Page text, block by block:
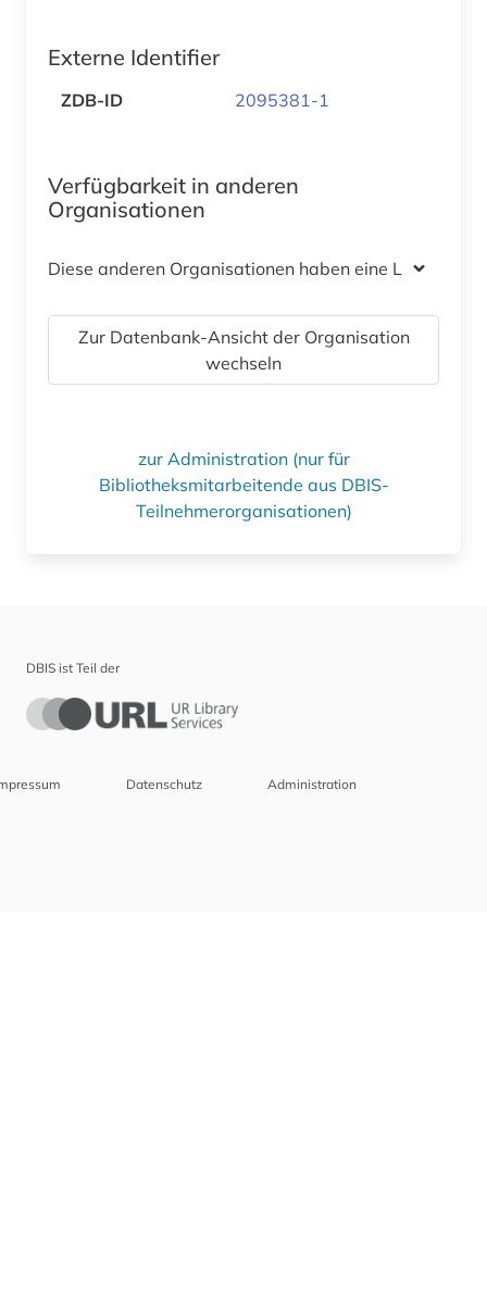
Externe Identifier
ZDB-ID 2095381-1
Verfügbarkeit in anderen
Organisationen
Diese anderen Organisationen haben eine Lizenz
Zur Datenbank-Ansicht der Organisation
wechseln
zur Administration (nur für
Bibliotheksmitarbeitende aus DBIS-
Teilnehmerorganisationen)
DBIS ist Teil der
Datenschutz Administration